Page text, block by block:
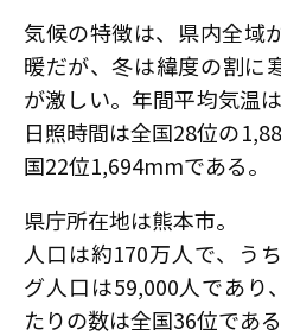
気候の特徴は、県内全域
暖だが、冬は緯度の割に
が激しい。年間平均気温
日照時間は全国28位の
国22位1,694mmである。
県庁所在地は熊本市。
人口は約170万人で、う
グ人口は59,000人であり
たりの数は全国36位である